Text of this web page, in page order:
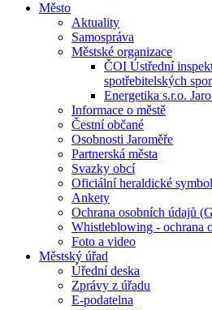
Město
Aktuality
Samospráva
Městské organizace
ČOI Ústřední
spotřebitelských
Energetika s.r.o.
Informace o městě
Čestní občané
Osobnosti Jaroměře
Partnerská města
Svazky obcí
Oficiální heraldické
Ankety
Ochrana osobních údajů
Whistleblowing - ochrana
Foto a video
Městský úřad
Úřední deska
Zprávy z úřadu
E-podatelna